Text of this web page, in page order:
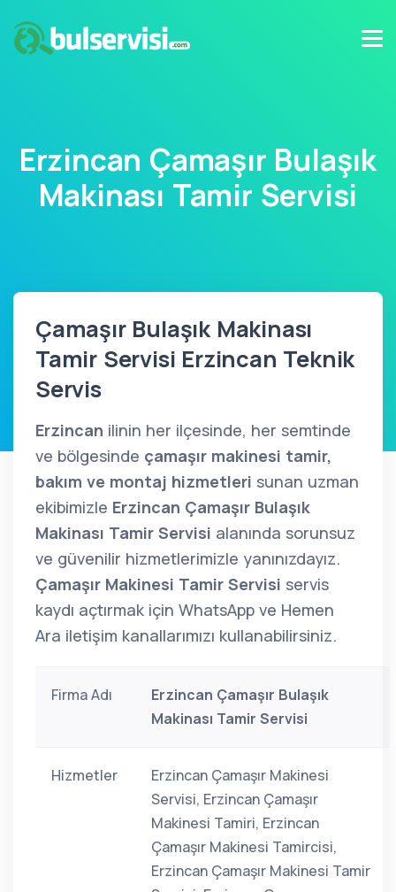
Erzincan Çamaşır Bulaşık
Makinası Tamir Servisi
Çamaşır Bulaşık Makinası
Tamir Servisi Erzincan Teknik
Servis
Erzincan ilinin her ilçesinde, her semtinde
ve bölgesinde çamaşır makinesi tamir,
bakım ve montaj hizmetleri sunan uzman
ekibimizle Erzincan Çamaşır Bulaşık
Makinası Tamir Servisi alanında sorunsuz
ve güvenilir hizmetlerimizle yanınızdayız.
Çamaşır Makinesi Tamir Servisi servis
kaydı açtırmak için WhatsApp ve Hemen
Ara iletişim kanallarımızı kullanabilirsiniz.
Firma Adı
Erzincan Çamaşır Bulaşık
Makinası Tamir Servisi
Hizmetler
Erzincan Çamaşır Makinesi
Servisi, Erzincan Çamaşır
Makinesi Tamiri, Erzincan
Çamaşır Makinesi Tamircisi,
Erzincan Çamaşır Makinesi Tamir